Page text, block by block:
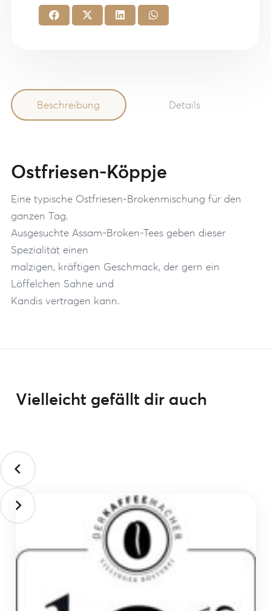
Beschreibung Details
Ostfriesen-Köppje
Eine typische Ostfriesen-Brokenmischung für den
ganzen Tag.
Ausgesuchte Assam-Broken-Tees geben dieser
Spezialität einen
malzigen, kräftigen Geschmack, der gern ein
Löffelchen Sahne und
Kandis vertragen kann.
Vielleicht gefällt dir auch